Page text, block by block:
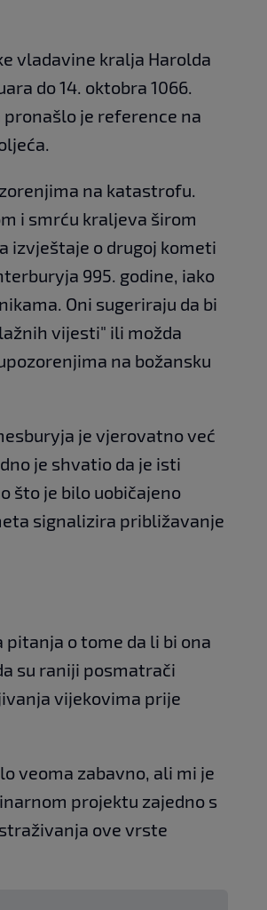
vladavine kralja Harolda
do 14. oktobra 1066.
je reference na
na katastrofu.
i smrću kraljeva širom
izvještaje o drugoj kometi
995. godine, iako
Oni sugeriraju da bi
vijesti" ili možda
na božansku
je vjerovatno već
je shvatio da je isti
što je bilo uobičajeno
signalizira približavanje
o tome da li bi ona
su raniji posmatrači
vijekovima prije
veoma zabavno, ali mi je
projektu zajedno s
ove vrste